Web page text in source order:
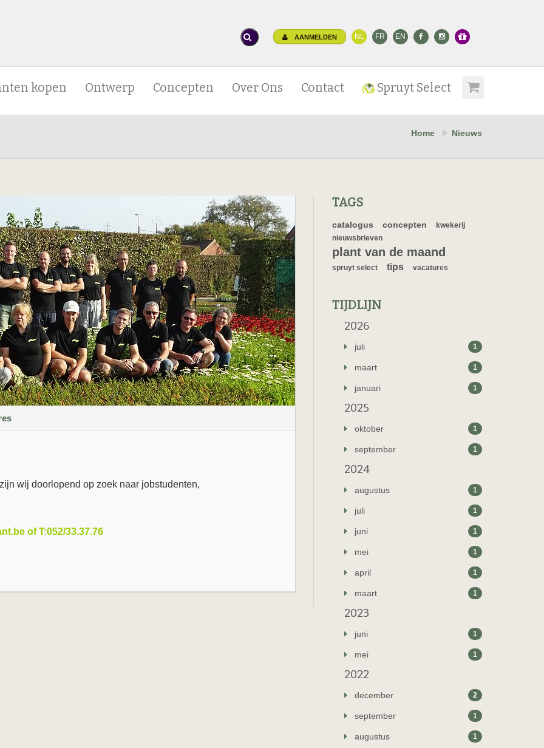
AANMELDEN NL FR EN
kopen Ontwerp Concepten Over Ons Contact Spruyt Select
Home Nieuws
wij doorlopend op zoek naar jobstudenten,
of T:052/33.37.76
TAGS
catalogus concepten
kwekerij
nieuwsbrieven
plant van de maand
spruyt select tips vacatures
TIJDLIJN
2026
juli 1
maart 1
januari 1
2025
oktober 1
september 1
2024
augustus 1
juli 1
juni 1
mei 1
april 1
maart 1
2023
juni 1
mei 1
2022
december 2
september 1
augustus 1